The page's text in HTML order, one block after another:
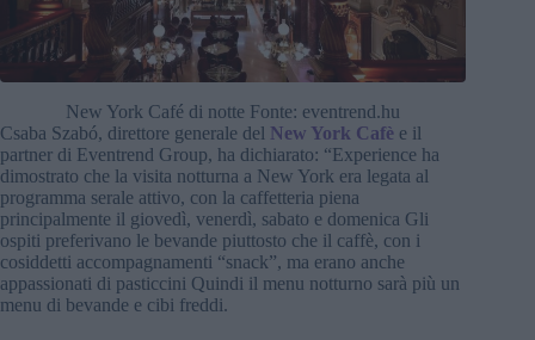
New York Café di notte Fonte: eventrend.hu
Csaba Szabó, direttore generale del New York Cafè e il
partner di Eventrend Group, ha dichiarato: “Experience ha
dimostrato che la visita notturna a New York era legata al
programma serale attivo, con la caffetteria piena
principalmente il giovedì, venerdì, sabato e domenica Gli
ospiti preferivano le bevande piuttosto che il caffè, con i
cosiddetti accompagnamenti “snack”, ma erano anche
appassionati di pasticcini Quindi il menu notturno sarà più un
menu di bevande e cibi freddi.